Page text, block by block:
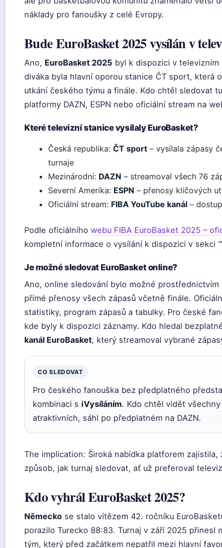
náklady pro fanoušky z celé Evropy.
Bude EuroBasket 2025 vysílán v
Ano, EuroBasket 2025 byl k dispozici v
diváka byla hlavní oporou stanice ČT sport, která
utkání českého týmu a finále. Kdo chtěl sledovat
platformy DAZN, ESPN nebo oficiální stream na
Které televizní stanice vysílaly EuroBasket?
Česká republika: ČT sport – vysílala zápasy
turnaje
Mezinárodní: DAZN – streamoval všech 76
Severní Amerika: ESPN – přenosy klíčových
Oficiální stream: FIBA YouTube kanál –
Podle oficiálního webu FIBA EuroBasket 2025 –
kompletní informace o vysílání k dispozici v sekci
Je možné sledovat EuroBasket online?
Ano, online sledování bylo možné
přímé přenosy všech zápasů včetně finále.
statistiky, program zápasů a tabulky. Pro české
kde byly k dispozici záznamy. Kdo hledal
kanál EuroBasket, který streamoval vybrané
CO SLEDOVAT
Pro českého fanouška bez předplatného
kombinaci s iVysíláním. Kdo chtěl vidět
atraktivních, sáhl po předplatném na DAZN.
The implication: Široká nabídka platforem
způsob, jak turnaj sledovat, ať už preferoval
Kdo vyhrál EuroBasket 2025?
Německo se stalo vítězem 42. ročníku
porazilo Turecko 88:83. Turnaj v září 2025 přinesl
tým, který před začátkem nepatřil mezi hlavní